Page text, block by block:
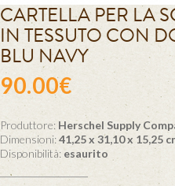
CARTELLA PER LA
IN TESSUTO CON
BLU NAVY
90.00€
Produttore: Herschel Supply
Dimensioni:41,25 x 31,10 x 15,25
Disponibilità: esaurito